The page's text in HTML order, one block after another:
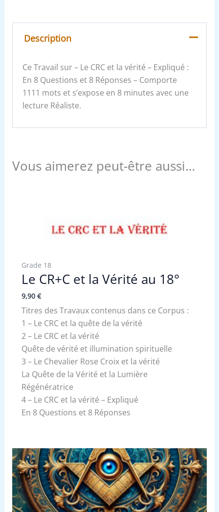
Description
Ce Travail sur – Le CRC et la vérité – Expliqué :
En 8 Questions et 8 Réponses – Comporte
1111 mots et s’expose en 8 minutes avec une
lecture Réaliste.
Vous aimerez peut-être aussi…
Grade 18
Le CR+C et la Vérité au 18°
9,90 €
Titres des Travaux contenus dans ce Corpus :
1 – Le CRC et la quête de la vérité
2 – Le CRC et la vérité
Quête de vérité et illumination spirituelle
3 – Le Chevalier Rose Croix et la vérité
La Quête de la Vérité et la Lumière
Régénératrice
4 – Le CRC et la vérité – Expliqué
En 8 Questions et 8 Réponses